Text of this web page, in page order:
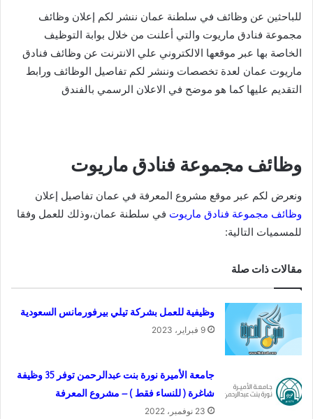
للباحثين عن وظائف في سلطنة عمان ننشر لكم إعلان وظائف
مجموعة فنادق ماريوت والتي أعلنت من خلال بوابة التوظيف
الخاصة بها عبر موقعها الالكتروني علي الانترنت عن وظائف فنادق
ماريوت عمان لعدة تخصصات وننشر لكم تفاصيل الوظائف ورابط
التقديم عليها كما هو موضح في الاعلان الرسمي بالفندق
وظائف مجموعة فنادق ماريوت
ونعرض لكم عبر موقع مشروع المعرفة في عمان تفاصيل إعلان
وظائف مجموعة فنادق ماريوت في سلطنة عمان،وذلك للعمل وفقا
للمسميات التالية:
مقالات ذات صلة
وظيفية للعمل بشركة تيلي بيرفورمانس السعودية
9 فبراير، 2023
جامعة الأميرة نورة بنت عبدالرحمن توفر 35 وظيفة
شاغرة ( للنساء فقط ) – مشروع المعرفة
23 نوفمبر، 2022